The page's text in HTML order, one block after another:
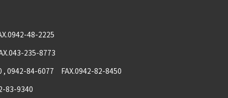
48-2225
235-8773
, 0942-84-6077 FAX.0942-82-8450
83-9340